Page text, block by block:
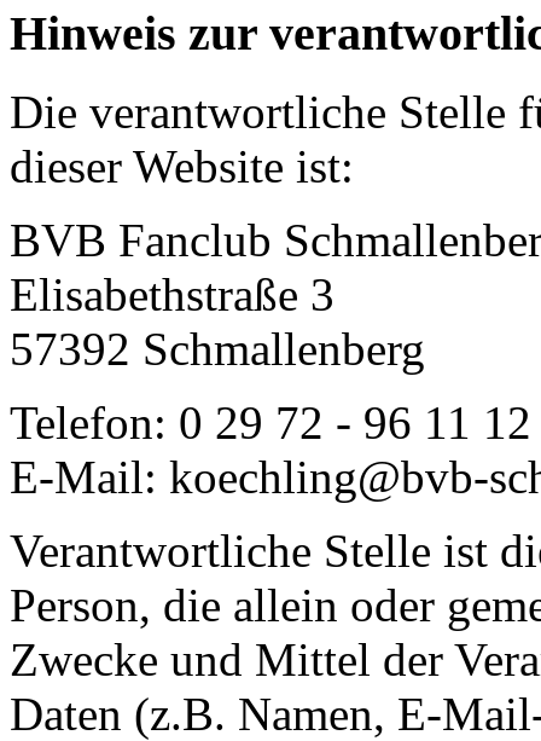
Hinweis zur
Die verantwortliche Stelle
dieser Website ist:
BVB Fanclub
Elisabethstraße 3
57392 Schmallenberg
Telefon: 0 29 72 - 96 11 12
E-Mail: koechling@bvb-
Verantwortliche Stelle ist
Person, die allein oder
Zwecke und Mittel der
Daten (z.B. Namen, E-